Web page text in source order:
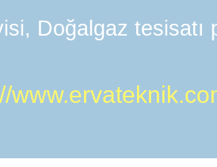
Doğalgaz tesisatı